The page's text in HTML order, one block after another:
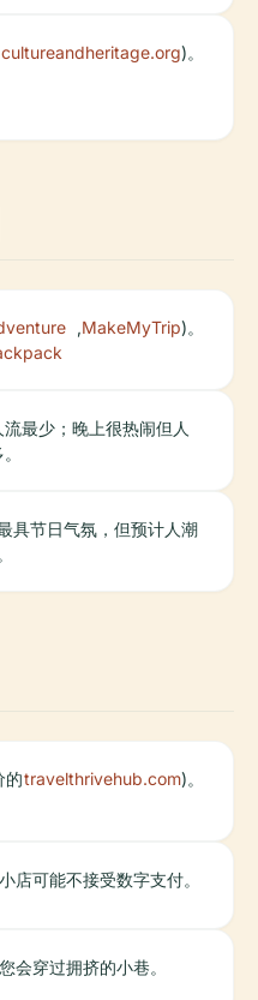
cultureandheritage.org)。
,MakeMyTrip)。
流最少；晚上很热闹但人
具节日气氛，但预计人潮
的travelthrivehub.com)。
店可能不接受数字支付。
会穿过拥挤的小巷。